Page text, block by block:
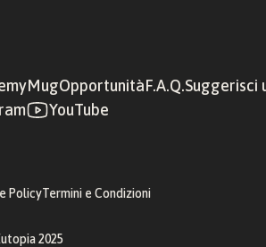
MugOpportunitàF.A.Q.Suggerisci
YouTube
PolicyTermini e Condizioni
2025